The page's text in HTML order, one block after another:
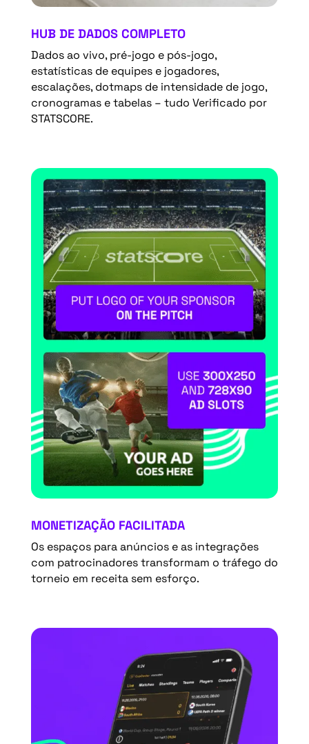
HUB DE DADOS COMPLETO
Dados ao vivo, pré-jogo e pós-jogo,
estatísticas de equipes e jogadores,
escalações, dotmaps de intensidade de jogo,
cronogramas e tabelas – tudo Verificado por
STATSCORE.
MONETIZAÇÃO FACILITADA
Os espaços para anúncios e as integrações
com patrocinadores transformam o tráfego do
torneio em receita sem esforço.